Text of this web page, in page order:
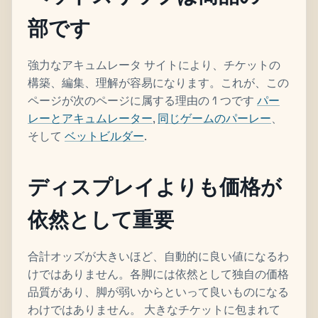
部です
強力なアキュムレータ サイトにより、チケットの
構築、編集、理解が容易になります。これが、この
ページが次のページに属する理由の 1 つです パー
レーとアキュムレーター, 同じゲームのパーレー、
そして ベットビルダー.
ディスプレイよりも価格が
依然として重要
合計オッズが大きいほど、自動的に良い値になるわ
けではありません。各脚には依然として独自の価格
品質があり、脚が弱いからといって良いものになる
わけではありません。 大きなチケットに包まれて